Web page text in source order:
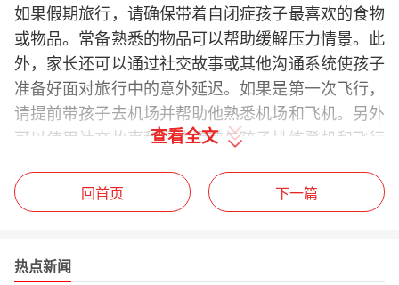
如果假期旅行，请确保带着自闭症孩子最喜欢的食物
或物品。常备熟悉的物品可以帮助缓解压力情景。此
外，家长还可以通过社交故事或其他沟通系统使孩子
准备好面对旅行中的意外延迟。如果是第一次飞行，
请提前带孩子去机场并帮助他熟悉机场和飞机。另外
可以使用社交故事和图片提前与孩子排练登机和飞行
请家长提前准备好假日期间将会来访的亲朋好友的相
与他一起浏览相册，同时简短地谈论每位家庭成员。
查看全文
回首页 下一篇
热点新闻